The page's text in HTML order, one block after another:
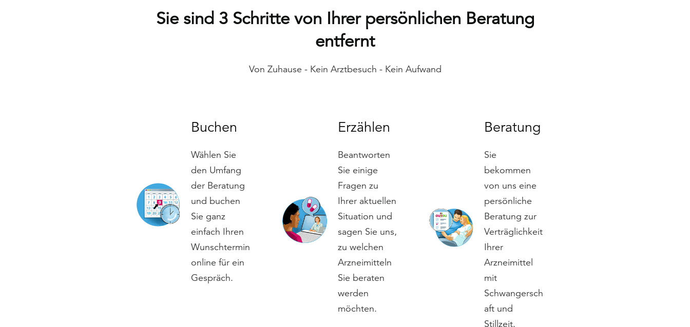
Sie sind 3 Schritte von Ihrer persönlichen Beratung
entfernt
Von Zuhause - Kein Arztbesuch - Kein Aufwand
Buchen
Wählen Sie
den Umfang
der Beratung
und buchen
Sie ganz
einfach Ihren
Wunschtermin
online für ein
Gespräch.
Erzählen
Beantworten
Sie einige
Fragen zu
Ihrer aktuellen
Situation und
sagen Sie uns,
zu welchen
Arzneimitteln
Sie beraten
werden
möchten.
Beratung
Sie
bekommen
von uns eine
persönliche
Beratung zur
Verträglichkeit
Ihrer
Arzneimittel
mit
Schwangersch
aft und
Stillzeit.